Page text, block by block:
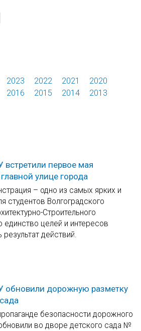
2023 2022 2021
2020
2016 2015 2014
2013
встретили первое мая
улице города
– одно из самых ярких и
студентов Волгоградского
Строительного
единство целей и интересов
действий.
обновили дорожную разметку
безопасности дорожного
во дворе детского сада №